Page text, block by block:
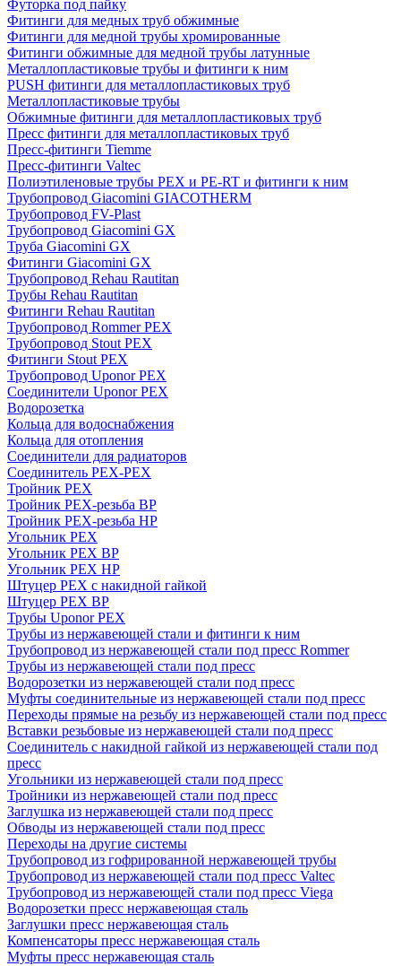
Футорка под пайку
Фитинги для медных труб обжимные
Фитинги для медной трубы хромированные
Фитинги обжимные для медной трубы латунные
Металлопластиковые трубы и фитинги к ним
PUSH фитинги для металлопластиковых труб
Металлопластиковые трубы
Обжимные фитинги для металлопластиковых труб
Пресс фитинги для металлопластиковых труб
Пресс-фитинги Tiemme
Пресс-фитинги Valtec
Полиэтиленовые трубы PEX и PE-RT и фитинги к ним
Трубопровод Giacomini GIACOTHERM
Трубопровод FV-Plast
Трубопровод Giacomini GX
Труба Giacomini GX
Фитинги Giacomini GX
Трубопровод Rehau Rautitan
Трубы Rehau Rautitan
Фитинги Rehau Rautitan
Трубопровод Rommer PEX
Трубопровод Stout PEX
Фитинги Stout PEX
Трубопровод Uponor PEX
Соединители Uponor PEX
Водорозетка
Кольца для водоснабжения
Кольца для отопления
Соединители для радиаторов
Соединитель PEX-PEX
Тройник PEX
Тройник PEX-резьба ВР
Тройник PEX-резьба НР
Угольник PEX
Угольник PEX ВР
Угольник PEX НР
Штуцер PEX c накидной гайкой
Штуцер PEX ВР
Трубы Uponor PEX
Трубы из нержавеющей стали и фитинги к ним
Трубопровод из нержавеющей стали под пресс Rommer
Трубы из нержавеющей стали под пресс
Водорозетки из нержавеющей стали под пресс
Муфты соединительные из нержавеющей стали под пресс
Переходы прямые на резьбу из нержавеющей стали под пресс
Вставки резьбовые из нержавеющей стали под пресс
Соединитель с накидной гайкой из нержавеющей стали под
пресс
Угольники из нержавеющей стали под пресс
Тройники из нержавеющей стали под пресс
Заглушка из нержавеющей стали под пресс
Обводы из нержавеющей стали под пресс
Переходы на другие системы
Трубопровод из гофрированной нержавеющей трубы
Трубопровод из нержавеющей стали под пресс Valtec
Трубопровод из нержавеющей стали под пресс Viega
Водорозетки пресс нержавеющая сталь
Заглушки пресс нержавеющая сталь
Компенсаторы пресс нержавеющая сталь
Муфты пресс нержавеющая сталь